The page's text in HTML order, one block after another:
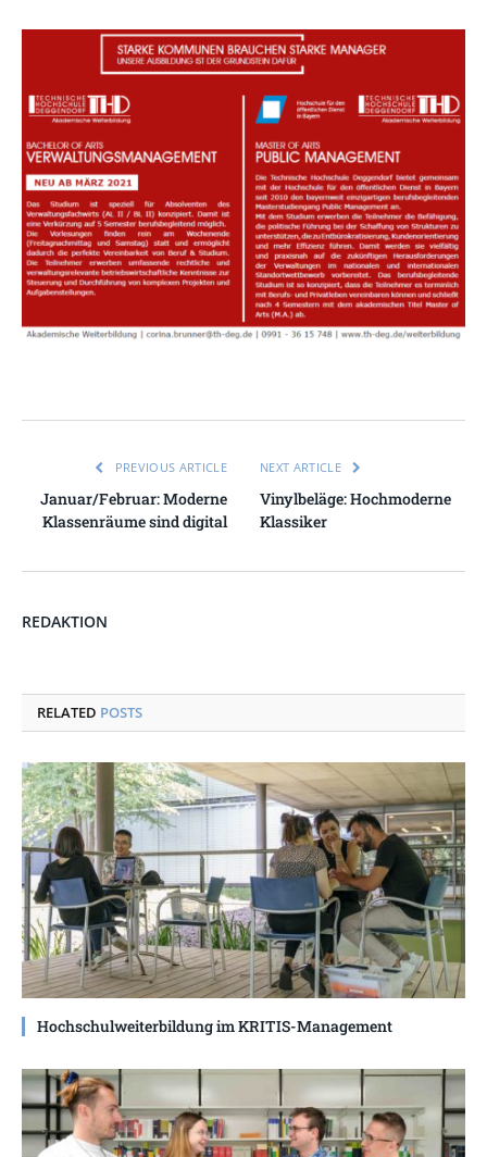
PREVIOUS ARTICLE
Januar/Februar: Moderne
Klassenräume sind digital
NEXT ARTICLE
Vinylbeläge: Hochmoderne
Klassiker
REDAKTION
RELATED POSTS
Hochschulweiterbildung im KRITIS-Management